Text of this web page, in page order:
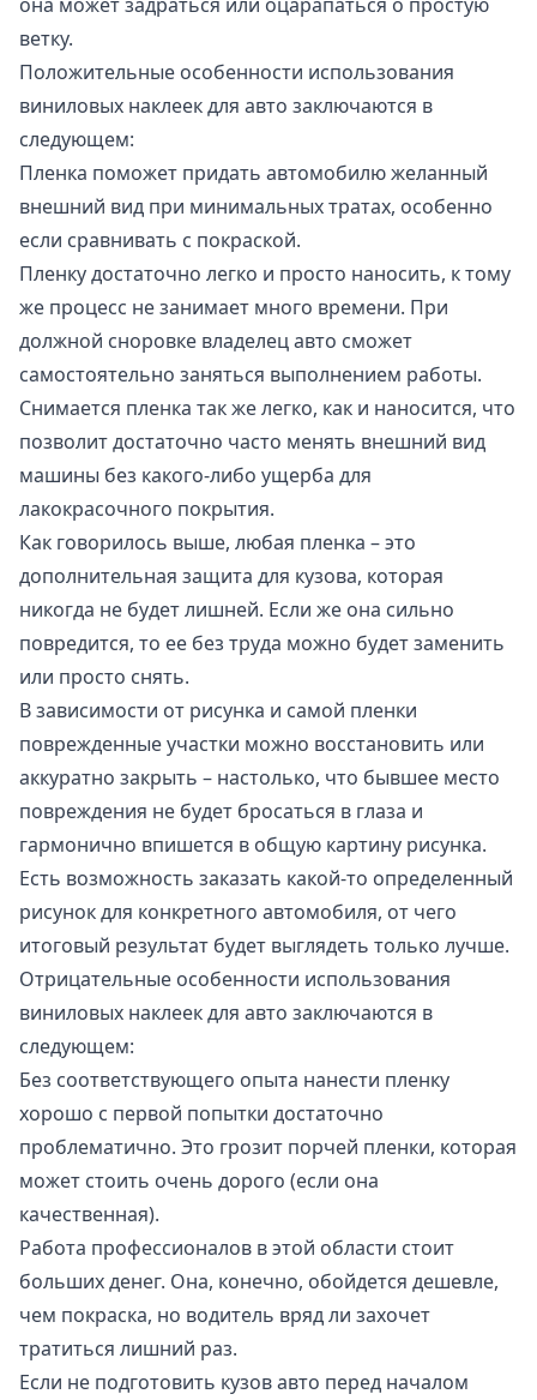
ветку.
Положительные особенности использования
виниловых наклеек для авто заключаются в
следующем:
Пленка поможет придать автомобилю желанный
внешний вид при минимальных тратах, особенно
если сравнивать с покраской.
Пленку достаточно легко и просто наносить, к тому
же процесс не занимает много времени. При
должной сноровке владелец авто сможет
самостоятельно заняться выполнением работы.
Снимается пленка так же легко, как и наносится, что
позволит достаточно часто менять внешний вид
машины без какого-либо ущерба для
лакокрасочного покрытия.
Как говорилось выше, любая пленка – это
дополнительная защита для кузова, которая
никогда не будет лишней. Если же она сильно
повредится, то ее без труда можно будет заменить
или просто снять.
В зависимости от рисунка и самой пленки
поврежденные участки можно восстановить или
аккуратно закрыть – настолько, что бывшее место
повреждения не будет бросаться в глаза и
гармонично впишется в общую картину рисунка.
Есть возможность заказать какой-то определенный
рисунок для конкретного автомобиля, от чего
итоговый результат будет выглядеть только лучше.
Отрицательные особенности использования
виниловых наклеек для авто заключаются в
следующем:
Без соответствующего опыта нанести пленку
хорошо с первой попытки достаточно
проблематично. Это грозит порчей пленки, которая
может стоить очень дорого (если она
качественная).
Работа профессионалов в этой области стоит
больших денег. Она, конечно, обойдется дешевле,
чем покраска, но водитель вряд ли захочет
тратиться лишний раз.
Если не подготовить кузов авто перед началом